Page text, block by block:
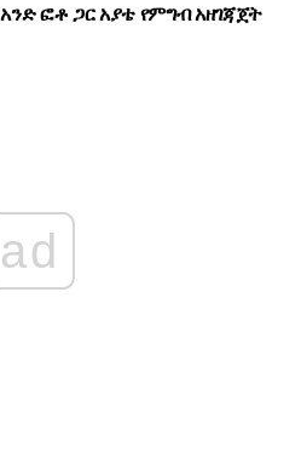
ፎቶ ጋር አያቴ የምግብ አዘገጃጀት
ad